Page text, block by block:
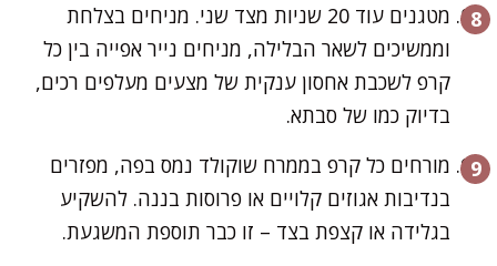
מטגנים עוד 20 שניות מצד שני. מניחים בצלחת
וממשיכים לשאר הבלילה, מניחים נייר אפייה בין כל
קרפ לשכבת אחסון ענקית של מצעים מעלפים רכים,
בדיוק כמו של סבתא.
מורחים כל קרפ בממרח שוקולד נמס בפה, מפזרים
בנדיבות אגוזים קלויים או פרוסות בננה. להשקיע
בגלידה או קצפת בצד – זו כבר תוספת המשגעת.